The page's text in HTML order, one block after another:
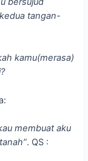
tangan-
kamu(merasa)
membuat aku
. QS :